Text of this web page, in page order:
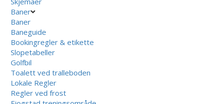
Baner
Baner
Baneguide
Bookingregler & etikette
Slopetabeller
Golfbil
Toalett ved tralleboden
Lokale Regler
Regler ved frost